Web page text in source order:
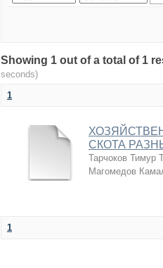
Showing 1 out of a total of 1
seconds)
1
СКОТА
Тарчоков Тимур
Магомедов
1